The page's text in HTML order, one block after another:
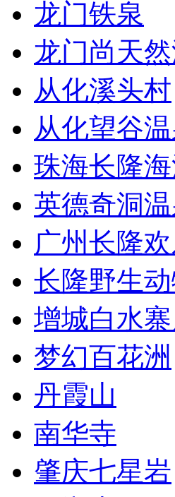
龙门铁泉
龙门尚天
从化溪头村
从化望谷
珠海长隆
英德奇洞
广州长隆
长隆野生
增城白水
梦幻百花洲
丹霞山
南华寺
肇庆七星岩